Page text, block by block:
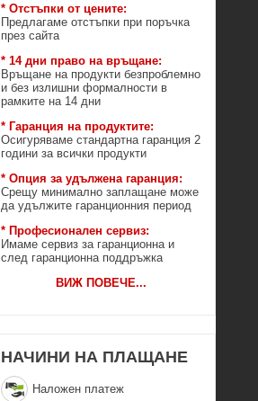
* Отстъпки от цените:
Предлагаме отстъпки при поръчка
през сайта
* 14 дни право на връщане:
Връщане на продукти безпроблемно
и без излишни формалности в
рамките на 14 дни
* Гаранция на продуктите:
Осигуряваме стандартна гаранция 2
години за всички продукти
* Опция за удължена гаранция:
Срещу минимално заплащане може
да удължите гаранционния период
* Професионален сервиз:
Имаме сервиз за гаранционна и
след гаранционна поддръжка
ВИЖ ПОВЕЧЕ...
НАЧИНИ НА ПЛАЩАНЕ
Наложен платеж